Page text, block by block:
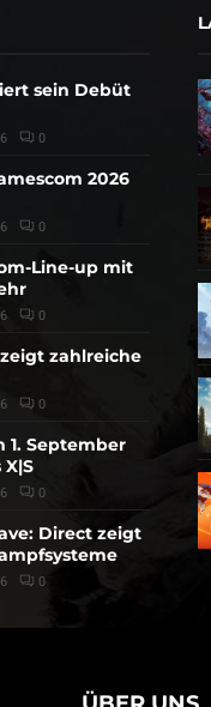
sein Debüt
0
2026
0
Line-up mit
0
zahlreiche
0
1. September
0
Direct zeigt
0